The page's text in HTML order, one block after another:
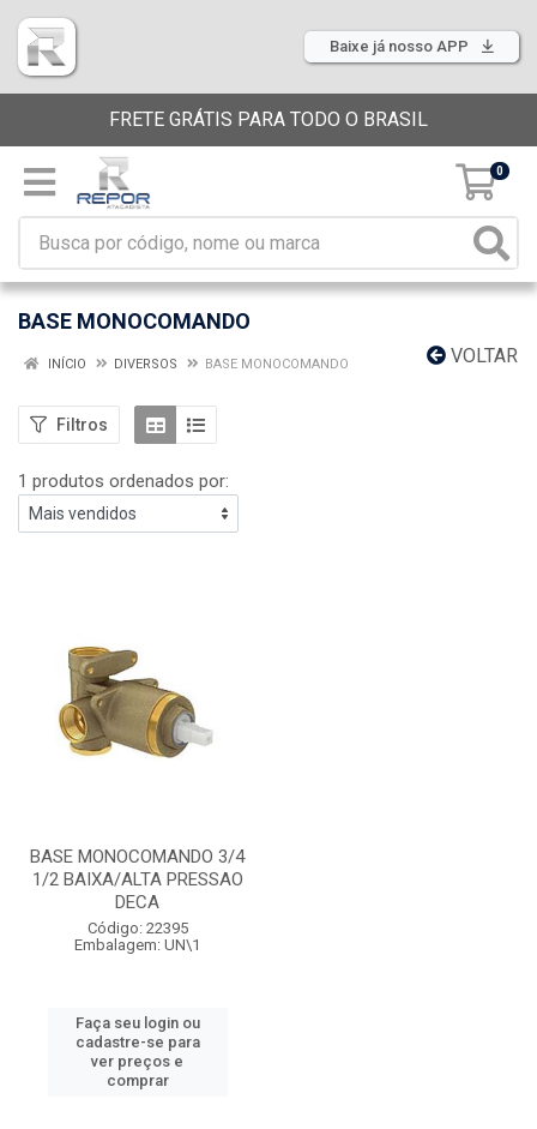
Baixe já nosso APP
FRETE GRÁTIS PARA TODO O BRASIL
0
BASE MONOCOMANDO
VOLTAR
INÍCIO DIVERSOS BASE MONOCOMANDO
Filtros
1 produtos ordenados por:
BASE MONOCOMANDO 3/4
1/2 BAIXA/ALTA PRESSAO
DECA
Código: 22395
Embalagem: UN\1
Faça seu login ou
cadastre-se para
ver preços e
comprar